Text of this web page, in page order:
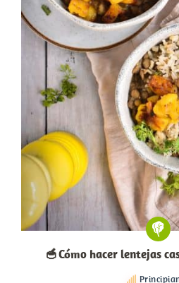
🥣 Cómo hacer lentejas